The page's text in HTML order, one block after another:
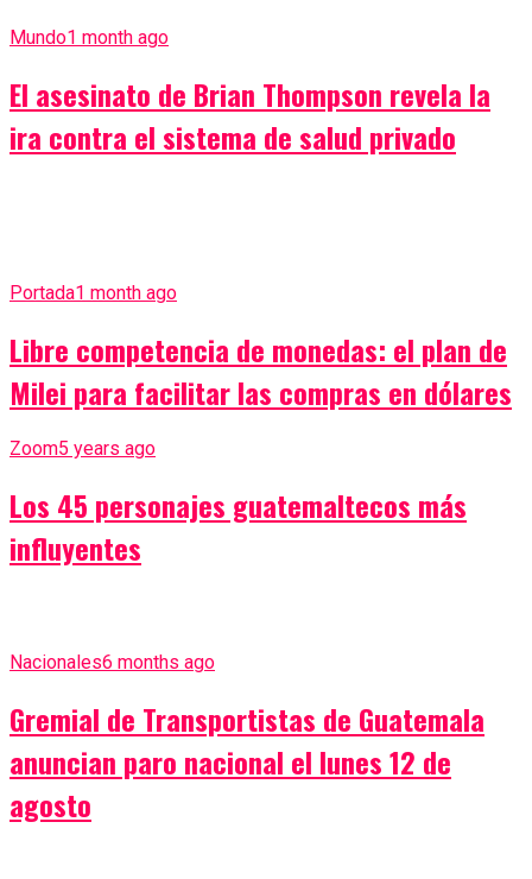
Mundo1 month ago
El asesinato de Brian Thompson revela la
ira contra el sistema de salud privado
Portada1 month ago
Libre competencia de monedas: el plan de
Milei para facilitar las compras en dólares
Zoom5 years ago
Los 45 personajes guatemaltecos más
influyentes
Nacionales6 months ago
Gremial de Transportistas de Guatemala
anuncian paro nacional el lunes 12 de
agosto